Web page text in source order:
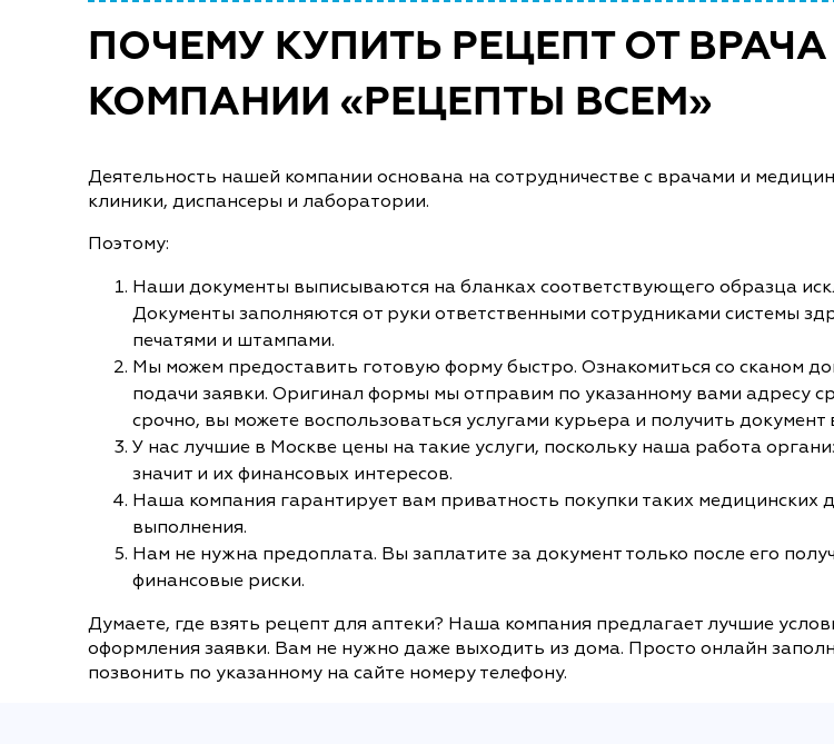
ПОЧЕМУ КУПИТЬ РЕЦЕПТ ОТ
КОМПАНИИ «РЕЦЕПТЫ ВСЕМ»
Деятельность нашей компании основана на сотрудничестве с врачами и
клиники, диспансеры и лаборатории.
Поэтому:
Наши документы выписываются на бланках соответствующего образца
Документы заполняются от руки ответственными сотрудниками системы
печатями и штампами.
Мы можем предоставить готовую форму быстро. Ознакомиться со сканом
подачи заявки. Оригинал формы мы отправим по указанному вами адресу
срочно, вы можете воспользоваться услугами курьера и получить документ
У нас лучшие в Москве цены на такие услуги, поскольку наша работа
значит и их финансовых интересов.
Наша компания гарантирует вам приватность покупки таких медицинских
выполнения.
Нам не нужна предоплата. Вы заплатите за документ только после его
финансовые риски.
Думаете, где взять рецепт для аптеки? Наша компания предлагает лучшие
оформления заявки. Вам не нужно даже выходить из дома. Просто онлайн
позвонить по указанному на сайте номеру телефону.